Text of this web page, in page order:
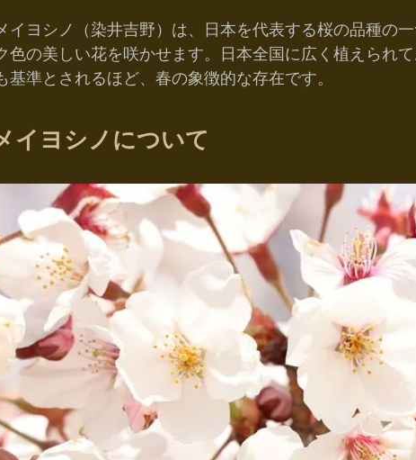
イヨシノ（染井吉野）は、日本を代表する桜の品種の
色の美しい花を咲かせます。日本全国に広く植えられ
基準とされるほど、春の象徴的な存在です。
イヨシノについて